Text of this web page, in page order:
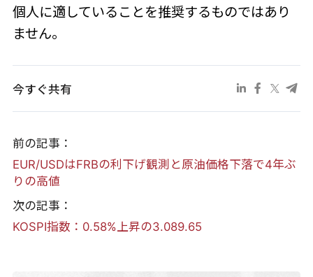
個人に適していることを推奨するものではあり
ません。
今すぐ共有
前の記事：
EUR/USDはFRBの利下げ観測と原油価格下落で4年ぶ
りの高値
次の記事：
KOSPI指数：0.58%上昇の3.089.65